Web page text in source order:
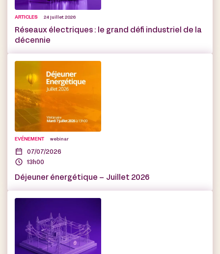
ARTICLES 24 juillet 2026
Réseaux électriques : le grand défi industriel de la
décennie
EVÉNEMENT webinar
07/07/2026
13h00
Déjeuner énergétique – Juillet 2026